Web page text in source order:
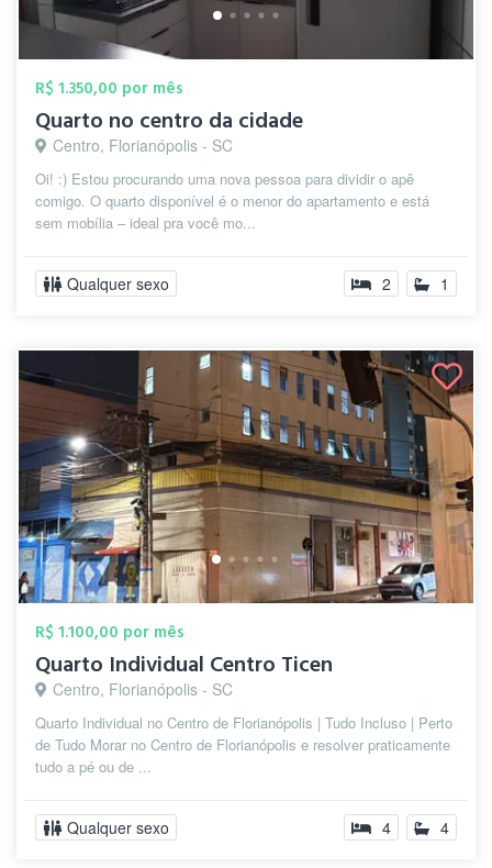
R$ 1.350,00 por mês
Quarto no centro da cidade
Centro, Florianópolis - SC
Oi! :) Estou procurando uma nova pessoa para dividir o apê
comigo. O quarto disponível é o menor do apartamento e está
sem mobília – ideal pra você mo...
Qualquer sexo 2 1
R$ 1.100,00 por mês
Quarto Individual Centro Ticen
Centro, Florianópolis - SC
Quarto Individual no Centro de Florianópolis | Tudo Incluso | Perto
de Tudo Morar no Centro de Florianópolis e resolver praticamente
tudo a pé ou de ...
Qualquer sexo 4 4